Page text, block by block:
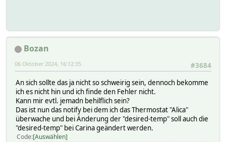
Bozan
#3684
06 Oktober 2024, 16:12:35
An sich sollte das ja nicht so schweirig sein, dennoch bekomme
ich es nicht hin und ich finde den Fehler nicht.
Kann mir evtl. jemadn behilflich sein?
Das ist nun das notify bei dem ich das Thermostat "Alica"
überwache und bei Änderung der "desired-temp" soll auch die
"desired-temp" bei Carina geändert werden.
Code Auswählen